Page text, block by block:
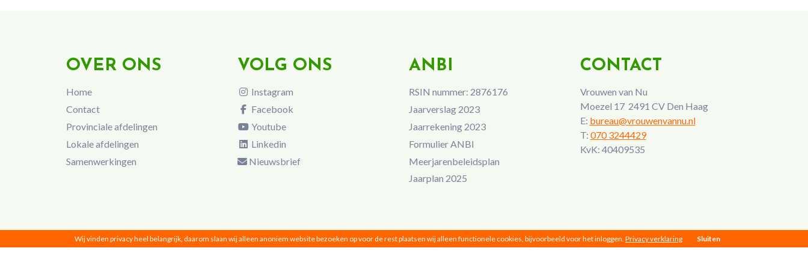
OVER ONS
Home
Contact
Provinciale afdelingen
Lokale afdelingen
Samenwerkingen
VOLG ONS
Instagram
Facebook
Youtube
Linkedin
Nieuwsbrief
ANBI
RSIN nummer: 2876176
Jaarverslag 2023
Jaarrekening 2023
Formulier ANBI
Meerjarenbeleidsplan
Jaarplan 2025
CONTACT
Vrouwen van Nu
Moezel 17 2491 CV Den Haag
E: bureau@vrouwenvannu.nl
T: 070 3244429
KvK: 40409535
Wij vinden privacy heel belangrijk, daarom slaan wij alleen anoniem website bezoeken op voor de rest plaatsen wij alleen functionele cookies, bijvoorbeeld voor het inloggen. Privacy verklaring Sluiten